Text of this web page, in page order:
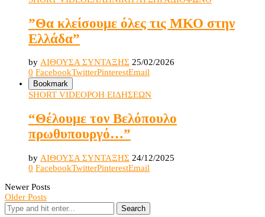
”Θα κλείσουμε όλες τις ΜΚΟ στην
Ελλάδα”
by ΑΙΘΟΥΣΑ ΣΥΝΤΑΞΗΣ 25/02/2026
0 FacebookTwitterPinterestEmail
Bookmark
SHORT VIDEOΡΟΗ ΕΙΔΗΣΕΩΝ
“Θέλουμε τον Βελόπουλο
πρωθυπουργό…”
by ΑΙΘΟΥΣΑ ΣΥΝΤΑΞΗΣ 24/12/2025
0 FacebookTwitterPinterestEmail
Newer Posts
Older Posts